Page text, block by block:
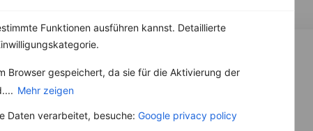
Funktionen ausführen kannst. Detaillierte
Browser gespeichert, da sie für die Aktivierung der
Mehr zeigen
Daten verarbeitet, besuche: Google privacy policy